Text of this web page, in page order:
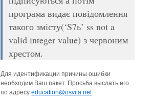
програма видає повідомлення
такого змісту(‘S7ь’ ss not a
valid integer value) з червоним
хрестом.
Для идентификации причины ошибки
необходим Ваш пакет. Просьба выслать его
по адресуeducation@osvita.net